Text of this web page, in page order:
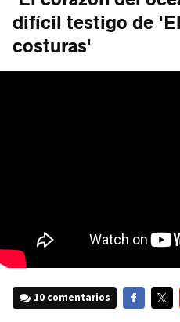
difícil testigo de
costuras'
10 comentarios